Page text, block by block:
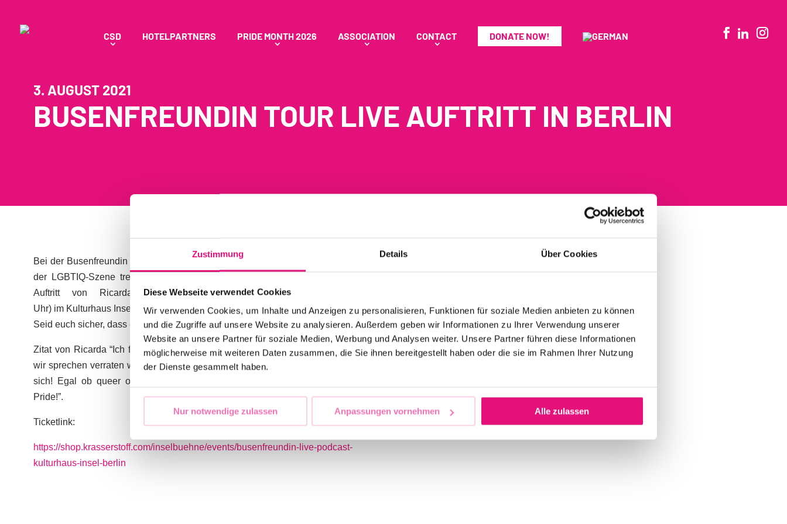
Zustimmung Details Über Cookies
Diese Webseite verwendet Cookies
Wir verwenden Cookies, um Inhalte und Anzeigen zu personalisieren, Funktionen für soziale Medien anbieten zu können
und die Zugriffe auf unsere Website zu analysieren. Außerdem geben wir Informationen zu Ihrer Verwendung unserer
Website an unsere Partner für soziale Medien, Werbung und Analysen weiter. Unsere Partner führen diese Informationen
möglicherweise mit weiteren Daten zusammen, die Sie ihnen bereitgestellt haben oder die sie im Rahmen Ihrer Nutzung
der Dienste gesammelt haben.
Nur notwendige zulassen Anpassungen vornehmen Alle zulassen
CSD HOTELPARTNERS PRIDE MONTH 2026 ASSOCIATION CONTACT DONATE NOW!
3. AUGUST 2021
BUSENFREUNDIN TOUR LIVE AUFTRITT IN BERLIN
Bei der Busenfreundin Tour gibt es den Podcast LIVE. Haltungsstarke Themen
der LGBTIQ-Szene treffen auf Spontanität, Witz und Unterhaltung. Der Live
Auftritt von Ricarda Hofmann findet am 13. September (19:30
Uhr) im Kulturhaus Insel Berlin,Alt-Treptow 6 Berlin statt.
Seid euch sicher, dass eins sicher ist: diese Show gibt’s nur einmal!
Zitat von Ricarda “Ich freue mich wahnsinnig auf die Show in Berlin. Worüber
wir sprechen verraten wir noch nicht. Aber ich kann euch versprechen, es lohnt
sich! Egal ob queer oder Ally – kommt rum und feiert mit uns die Podcast
Pride!”.
Ticketlink:
https://shop.krasserstoff.com/inselbuehne/events/busenfreundin-live-podcast-
kulturhaus-insel-berlin